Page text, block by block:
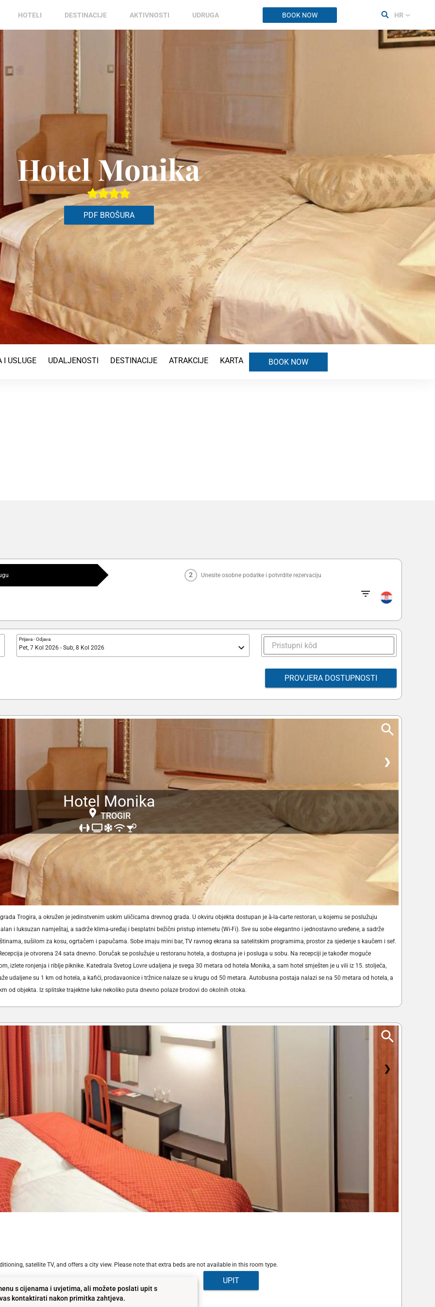
HOTELI DESTINACIJE AKTIVNOSTI UDRUGA BOOK NOW HR
Hotel Monika
PDF BROŠURA
I USLUGE UDALJENOSTI DESTINACIJE ATRAKCIJE KARTA BOOK NOW
2 Unesite osobne podatke i potvrdite rezervaciju
Prijava-Odjava
Pet, 7 Kol 2026 - Sub, 8 Kol 2026
PROVJERA DOSTUPNOSTI
❯
Hotel Monika
TROGIR
Trogira, a okružen je jedinstvenim uskim uličicama drevnog grada. U okviru objekta dostupan je à-la-carte restoran, u kojemu se poslužuju
i luksuzan namještaj, a sadrže klima-uređaj i besplatni bežični pristup internetu (Wi-Fi). Sve su sobe elegantno i jednostavno uređene, a sadrže
sušilom za kosu, ogrtačem i papučama. Sobe imaju mini bar, TV ravnog ekrana sa satelitskim programima, prostor za sjedenje s kaučem i sef.
je otvorena 24 sata dnevno. Doručak se poslužuje u restoranu hotela, a dostupna je i posluga u sobu. Na recepciji je također moguće
izlete ronjenja i riblje piknike. Katedrala Svetog Lovre udaljena je svega 30 metara od hotela Monika, a sam hotel smješten je u vili iz 15. stoljeća,
udaljene su 1 km od hotela, a kafići, prodavaonice i tržnice nalaze se u krugu od 50 metara. Autobusna postaja nalazi se na 50 metara od hotela, a
od objekta. Iz splitske trajektne luke nekoliko puta dnevno polaze brodovi do okolnih otoka.
❯
satellite TV, and offers a city view. Please note that extra beds are not available in this room type.
s cijenama i uvjetima, ali možete poslati upit s
kontaktirati nakon primitka zahtjeva.
UPIT